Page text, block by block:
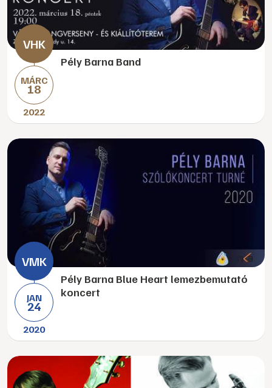
MÁRC
18
2022
Pély Barna Band
JAN
24
2020
Pély Barna Blue Heart lemezbemutató
koncert